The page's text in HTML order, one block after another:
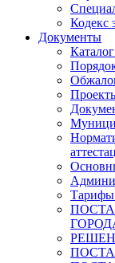
Кодекс
Документы